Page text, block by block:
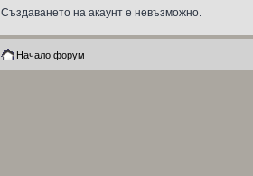
Създаването на акаунт е невъзможно.
Начало форум